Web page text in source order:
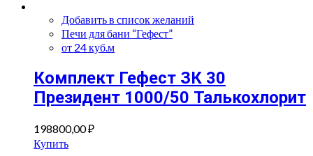
Добавить в список желаний
Печи для бани “Гефест”
от 24 куб.м
Комплект Гефест ЗК 30
Президент 1000/50 Талькохлорит
198800,00₽
Купить